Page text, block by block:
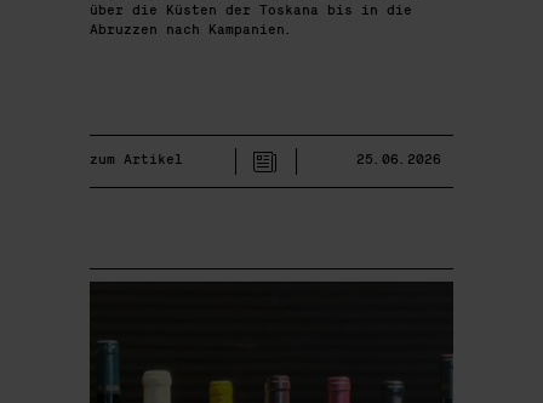
über die Küsten der Toskana bis in die
Abruzzen nach Kampanien.
zum Artikel 25.06.2026